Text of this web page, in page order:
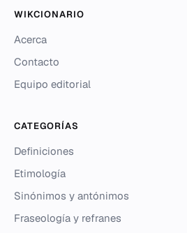
WIKCIONARIO
Acerca
Contacto
Equipo editorial
CATEGORÍAS
Definiciones
Etimología
Sinónimos y antónimos
Fraseología y refranes